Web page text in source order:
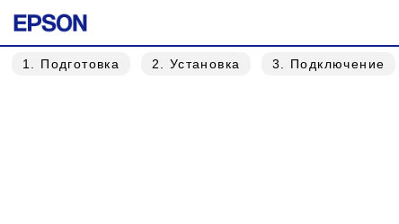
1 . Подготовка 2 . Установка 3 . Подключение